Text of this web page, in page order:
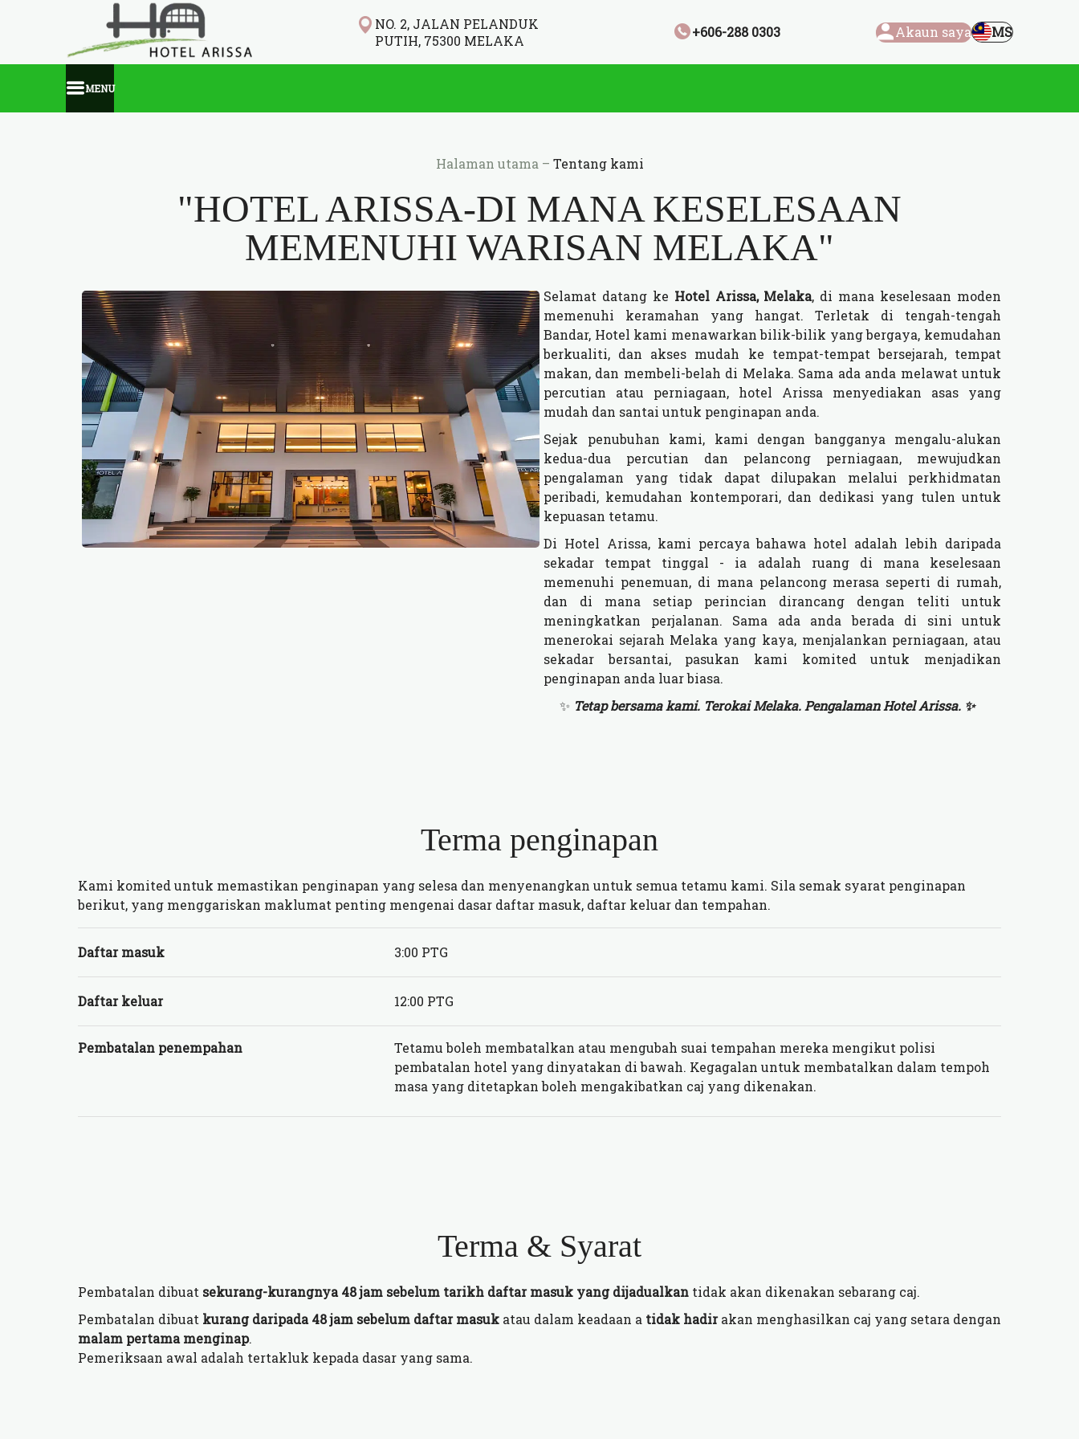
NO. 2, JALAN PELANDUK
PUTIH, 75300 MELAKA
+606-288 0303 Akaun saya MS
MENU
Halaman utama – Tentang kami
"HOTEL ARISSA-DI MANA KESELESAAN
MEMENUHI WARISAN MELAKA"
Selamat datang ke Hotel Arissa, Melaka, di mana keselesaan moden
memenuhi keramahan yang hangat. Terletak di tengah-tengah
Bandar, Hotel kami menawarkan bilik-bilik yang bergaya, kemudahan
berkualiti, dan akses mudah ke tempat-tempat bersejarah, tempat
makan, dan membeli-belah di Melaka. Sama ada anda melawat untuk
percutian atau perniagaan, hotel Arissa menyediakan asas yang
mudah dan santai untuk penginapan anda.
Sejak penubuhan kami, kami dengan bangganya mengalu-alukan
kedua-dua percutian dan pelancong perniagaan, mewujudkan
pengalaman yang tidak dapat dilupakan melalui perkhidmatan
peribadi, kemudahan kontemporari, dan dedikasi yang tulen untuk
kepuasan tetamu.
Di Hotel Arissa, kami percaya bahawa hotel adalah lebih daripada
sekadar tempat tinggal - ia adalah ruang di mana keselesaan
memenuhi penemuan, di mana pelancong merasa seperti di rumah,
dan di mana setiap perincian dirancang dengan teliti untuk
meningkatkan perjalanan. Sama ada anda berada di sini untuk
menerokai sejarah Melaka yang kaya, menjalankan perniagaan, atau
sekadar bersantai, pasukan kami komited untuk menjadikan
penginapan anda luar biasa.
✨ Tetap bersama kami. Terokai Melaka. Pengalaman Hotel Arissa. ✨
Terma penginapan
Kami komited untuk memastikan penginapan yang selesa dan menyenangkan untuk semua tetamu kami. Sila semak syarat penginapan
berikut, yang menggariskan maklumat penting mengenai dasar daftar masuk, daftar keluar dan tempahan.
Daftar masuk 3:00 PTG
Daftar keluar 12:00 PTG
Pembatalan penempahan
Tetamu boleh membatalkan atau mengubah suai tempahan mereka mengikut polisi
pembatalan hotel yang dinyatakan di bawah. Kegagalan untuk membatalkan dalam tempoh
masa yang ditetapkan boleh mengakibatkan caj yang dikenakan.
Terma & Syarat
Pembatalan dibuat sekurang-kurangnya 48 jam sebelum tarikh daftar masuk yang dijadualkan tidak akan dikenakan sebarang caj.
Pembatalan dibuat kurang daripada 48 jam sebelum daftar masuk atau dalam keadaan a tidak hadirakan menghasilkan caj yang setara dengan
malam pertama menginap.
Pemeriksaan awal adalah tertakluk kepada dasar yang sama.